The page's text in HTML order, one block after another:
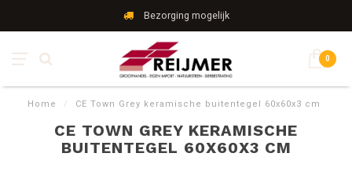
Bezorging mogelijk
0
Home / CE Town Grey keramische buitentegel 60x60x3 cm
CE TOWN GREY KERAMISCHE
BUITENTEGEL 60X60X3 CM